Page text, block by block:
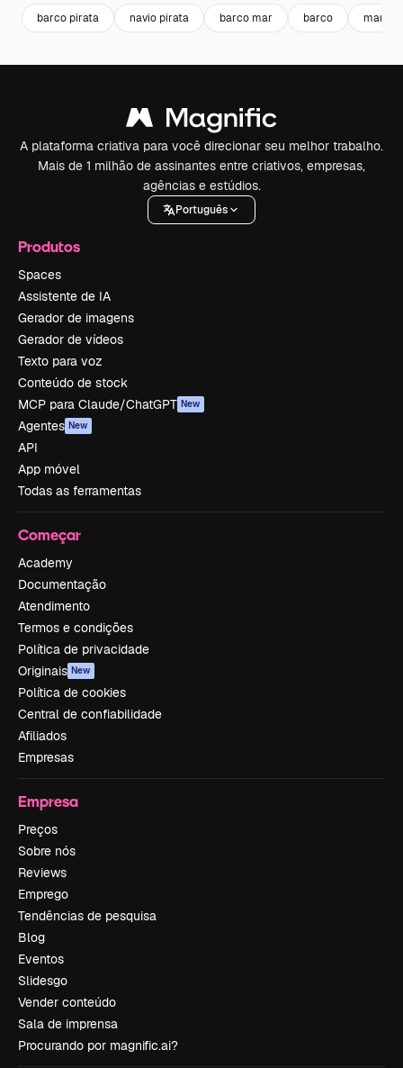
barco pirata navio pirata barco mar barco
A plataforma criativa para você direcionar seu melhor trabalho.
Mais de 1 milhão de assinantes entre criativos, empresas,
agências e estúdios.
Português
Produtos
Spaces
Assistente de IA
Gerador de imagens
Gerador de vídeos
Texto para voz
Conteúdo de stock
MCP para Claude/ChatGPT New
Agentes New
API
App móvel
Todas as ferramentas
Começar
Academy
Documentação
Atendimento
Termos e condições
Política de privacidade
Originais New
Política de cookies
Central de confiabilidade
Afiliados
Empresas
Empresa
Preços
Sobre nós
Reviews
Emprego
Tendências de pesquisa
Blog
Eventos
Slidesgo
Vender conteúdo
Sala de imprensa
Procurando por magnific.ai?